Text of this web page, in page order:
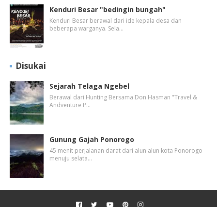
Kenduri Besar "bedingin bungah"
Kenduri Besar berawal dari ide kepala desa dan
beberapa warganya. Sela…
Disukai
Sejarah Telaga Ngebel
Berawal dari Hunting Bersama Don Hasman "Travel &
Andventure P…
Gunung Gajah Ponorogo
45 menit perjalanan darat dari alun alun kota Ponorogo
menuju selata…